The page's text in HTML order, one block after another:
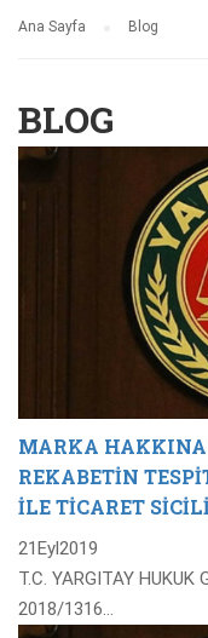
Ana Sayfa Blog
BLOG
MARKA
REKABETİN
İLE TİCARET
21Eyl2019
T.C. YARGITAY HUKUK
2018/1316…